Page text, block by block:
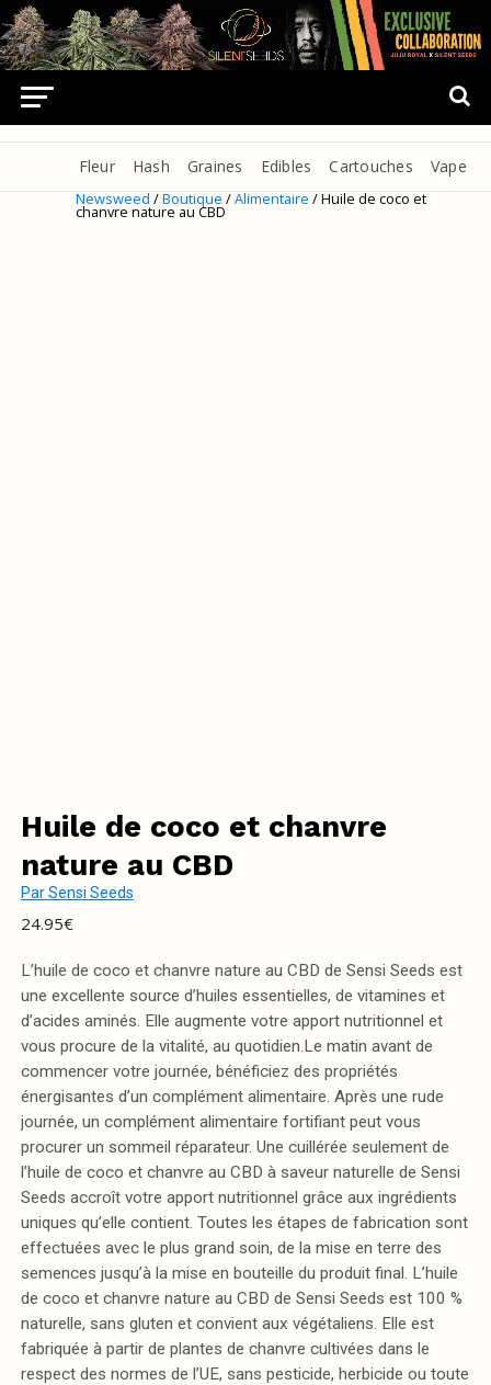
Fleur Hash Graines Edibles Cartouches Vape
Newsweed/Boutique/Alimentaire/ Huile de coco et
chanvre nature au CBD
Huile de coco et chanvre
nature au CBD
ParSensi Seeds
24.95€
L’huile de coco et chanvre nature au CBD de Sensi Seeds est
une excellente source d’huiles essentielles, de vitamines et
d’acides aminés. Elle augmente votre apport nutritionnel et
vous procure de la vitalité, au quotidien.Le matin avant de
commencer votre journée, bénéficiez des propriétés
énergisantes d’un complément alimentaire. Après une rude
journée, un complément alimentaire fortifiant peut vous
procurer un sommeil réparateur. Une cuillérée seulement de
l’huile de coco et chanvre au CBD à saveur naturelle de Sensi
Seeds accroît votre apport nutritionnel grâce aux ingrédients
uniques qu’elle contient. Toutes les étapes de fabrication sont
effectuées avec le plus grand soin, de la mise en terre des
semences jusqu’à la mise en bouteille du produit final. L’huile
de coco et chanvre nature au CBD de Sensi Seeds est 100 %
naturelle, sans gluten et convient aux végétaliens. Elle est
fabriquée à partir de plantes de chanvre cultivées dans le
respect des normes de l’UE, sans pesticide, herbicide ou toute